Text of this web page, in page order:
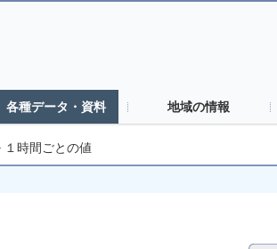
各種データ・資料 地域の情報
１時間ごとの値